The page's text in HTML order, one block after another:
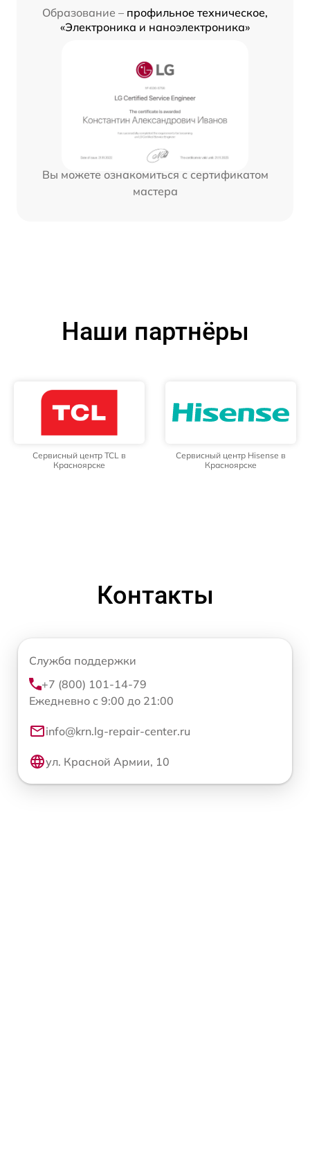
Образование – профильное техническое,
«Электроника и наноэлектроника»
Вы можете ознакомиться с сертификатом
мастера
Наши партнёры
Сервисный центр TCL в
Красноярске
Сервисный центр Hisense в
Красноярске
Контакты
Служба поддержки
+7 (800) 101-14-79
Ежедневно с 9:00 до 21:00
info@krn.lg-repair-center.ru
ул. Красной Армии, 10